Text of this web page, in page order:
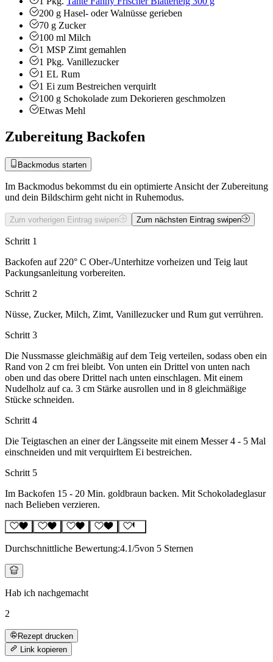
200 g Hasel- oder Walnüsse gerieben
70 g Zucker
100 ml Milch
1 MSP Zimt gemahlen
1 Pkg. Vanillezucker
1 EL Rum
1 Ei zum Bestreichen verquirlt
100 g Schokolade zum Dekorieren geschmolzen
Etwas Mehl
Zubereitung Backofen
Backmodus starten
Im Backmodus bekommst du ein optimierte Ansicht der Zubereitung
und dein Bildschirm geht nicht in Ruhemodus.
Zum vorherigen Eintrag swipen Zum nächsten Eintrag swipen
Schritt 1
Backofen auf 220° C Ober-/Unterhitze vorheizen und Teig laut
Packungsanleitung vorbereiten.
Schritt 2
Nüsse, Zucker, Milch, Zimt, Vanillezucker und Rum gut verrühren.
Schritt 3
Die Nussmasse gleichmäßig auf dem Teig verteilen, sodass oben ein
Rand von 2 cm frei bleibt. Von unten ein Drittel von unten nach
oben und das obere Drittel nach unten einschlagen. Mit einem
Nudelholz auf ca. 3 cm Stärke ausrollen und in 8 gleichmäßige
Stücke schneiden.
Schritt 4
Die Teigtaschen an einer der Längsseite mit einem Messer 4 - 5 Mal
einschneiden und mit verquirltem Ei bestreichen.
Schritt 5
Im Backofen 15 - 20 Min. goldbraun backen. Mit Schokoladeglasur
nach Belieben verzieren.
Durchschnittliche Bewertung:4.1/5von 5 Sternen
Hab ich nachgemacht
2
Rezept drucken
Link kopieren